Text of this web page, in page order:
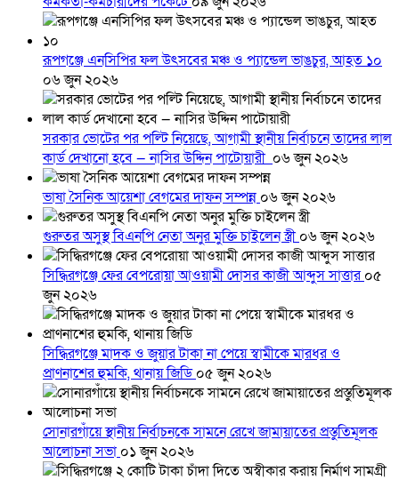
রূপগঞ্জে এনসিপির ফল উৎসবের মঞ্চ ও প্যান্ডেল ভাঙচুর, আহত ১০
০৬ জুন ২০২৬
সরকার ভোটের পর পল্টি নিয়েছে, আগামী স্থানীয় নির্বাচনে তাদের লাল
কার্ড দেখানো হবে — নাসির উদ্দিন পাটোয়ারী ০৬ জুন ২০২৬
ভাষা সৈনিক আয়েশা বেগমের দাফন সম্পন্ন ০৬ জুন ২০২৬
গুরুতর অসুস্থ বিএনপি নেতা অনুর মুক্তি চাইলেন স্ত্রী০৬ জুন ২০২৬
সিদ্ধিরগঞ্জে ফের বেপরোয়া আওয়ামী দোসর কাজী আব্দুস সাত্তার০৫
জুন ২০২৬
সিদ্ধিরগঞ্জে মাদক ও জুয়ার টাকা না পেয়ে স্বামীকে মারধর ও
প্রাণনাশের হুমকি, থানায় জিডি০৫ জুন ২০২৬
সোনারগাঁয়ে স্থানীয় নির্বাচনকে সামনে রেখে জামায়াতের প্রস্তুতিমূলক
আলোচনা সভা ০১ জুন ২০২৬